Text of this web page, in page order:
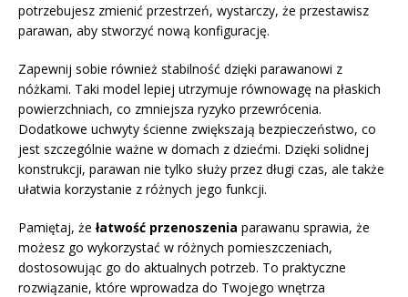
potrzebujesz zmienić przestrzeń, wystarczy, że przestawisz
parawan, aby stworzyć nową konfigurację.
Zapewnij sobie również stabilność dzięki parawanowi z
nóżkami. Taki model lepiej utrzymuje równowagę na płaskich
powierzchniach, co zmniejsza ryzyko przewrócenia.
Dodatkowe uchwyty ścienne zwiększają bezpieczeństwo, co
jest szczególnie ważne w domach z dziećmi. Dzięki solidnej
konstrukcji, parawan nie tylko służy przez długi czas, ale także
ułatwia korzystanie z różnych jego funkcji.
Pamiętaj, że łatwość przenoszenia parawanu sprawia, że
możesz go wykorzystać w różnych pomieszczeniach,
dostosowując go do aktualnych potrzeb. To praktyczne
rozwiązanie, które wprowadza do Twojego wnętrza